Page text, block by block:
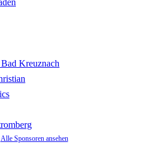
Alle Sponsoren ansehen